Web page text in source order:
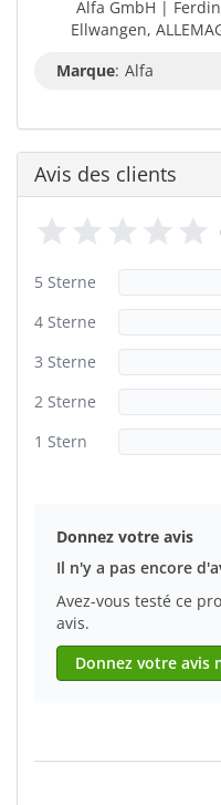
Alfa GmbH |
Ellwangen,
Marque: Alfa
Avis des clients
5 Sterne
4 Sterne
3 Sterne
2 Sterne
1 Stern
Donnez votre avis
Il n'y a pas encore
Avez-vous testé ce
avis.
Donnez votre avis